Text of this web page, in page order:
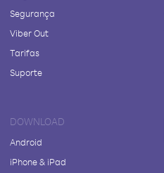
Segurança
Viber Out
Tarifas
Suporte
DOWNLOAD
Android
iPhone & iPad